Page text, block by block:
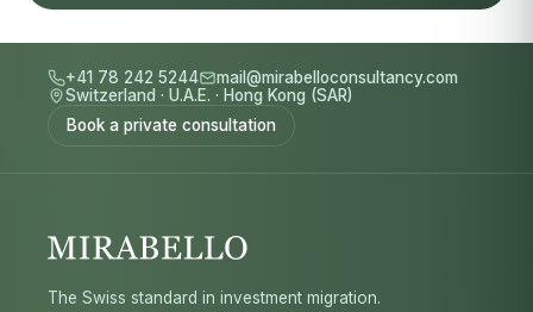
+41 78 242 5244
mail@mirabelloconsultancy.com
Switzerland · U.A.E. · Hong Kong (SAR)
Book a private consultation
The Swiss standard in investment migration.